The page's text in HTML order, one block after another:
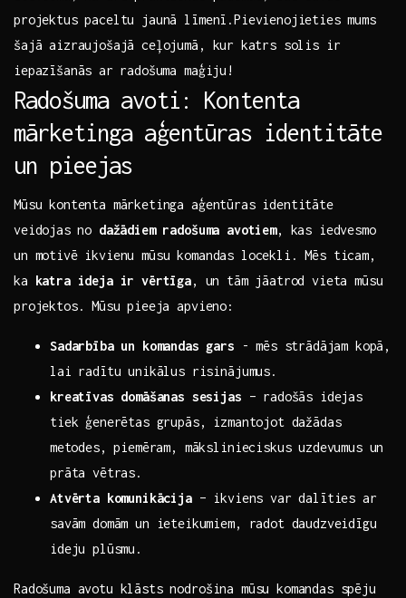
‌projektus ‌paceltu jaunā​ līmenī.Pievienojieties mums
‍šajā aizraujošajā ceļojumā, kur⁤ katrs solis ir
iepazīšanās⁢ ar radošuma maģiju!
Radošuma avoti: Kontenta
mārketinga aģentūras identitāte
un pieejas
Mūsu kontenta mārketinga‌ aģentūras identitāte
veidojas⁢ no dažādiem radošuma avotiem, kas iedvesmo ​
un motivē ikvienu mūsu komandas locekli. Mēs ticam,​
ka katra ideja ir vērtīga, ⁣un tām jāatrod vieta mūsu
projektos. ⁣Mūsu pieeja apvieno: ‍
Sadarbība un komandas gars -⁢ mēs strādājam kopā,
lai radītu unikālus risinājumus.
kreatīvas domāšanas sesijas – radošās idejas
tiek ģenerētas grupās, izmantojot​ dažādas
⁢metodes, piemēram, mākslinieciskus uzdevumus un⁢
prāta vētras.
Atvērta komunikācija– ikviens var dalīties ar
savām domām un ieteikumiem, radot daudzveidīgu
ideju​ plūsmu.
Radošuma avotu klāsts nodrošina mūsu komandas spēju